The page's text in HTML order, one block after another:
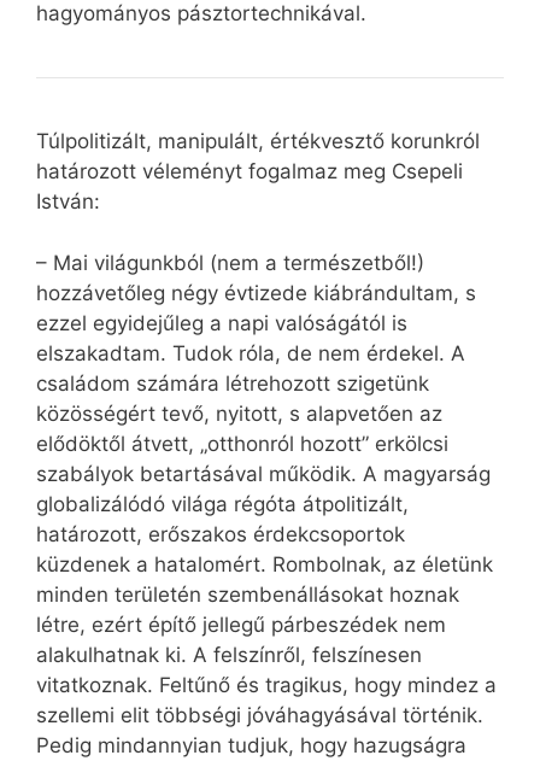
hagyományos pásztortechnikával.
Túlpolitizált, manipulált, értékvesztő korunkról
határozott véleményt fogalmaz meg Csepeli
István:
– Mai világunkból (nem a természetből!)
hozzávetőleg négy évtizede kiábrándultam, s
ezzel egyidejűleg a napi valóságától is
elszakadtam. Tudok róla, de nem érdekel. A
családom számára létrehozott szigetünk
közösségért tevő, nyitott, s alapvetően az
elődöktől átvett, „otthonról hozott” erkölcsi
szabályok betartásával működik. A magyarság
globalizálódó világa régóta átpolitizált,
határozott, erőszakos érdekcsoportok
küzdenek a hatalomért. Rombolnak, az életünk
minden területén szembenállásokat hoznak
létre, ezért építő jellegű párbeszédek nem
alakulhatnak ki. A felszínről, felszínesen
vitatkoznak. Feltűnő és tragikus, hogy mindez a
szellemi elit többségi jóváhagyásával történik.
Pedig mindannyian tudjuk, hogy hazugságra